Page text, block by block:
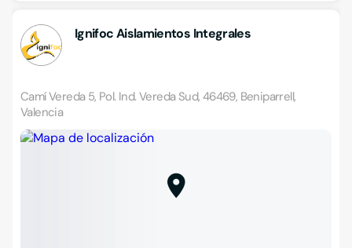
Ignifoc Aislamientos Integrales
Camí Vereda 5, Pol. Ind. Vereda Sud, 46469, Beniparrell,
Valencia